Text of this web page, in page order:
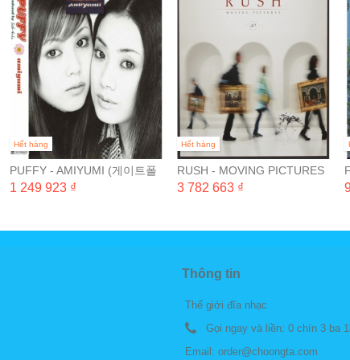
Hết hàng
PUFFY - AMIYUMI (게이트폴
드 완전 일본 생산 한정반) [LP]
1 249 923 ₫
Hết hàng
RUSH - MOVING PICTURES
(40TH ANNIVERSARY /
3 782 663 ₫
Thông tin
Thế giới đĩa nhạc
Gọi ngay và liền: 0 chín 3 ba
Email: order@choongta.com